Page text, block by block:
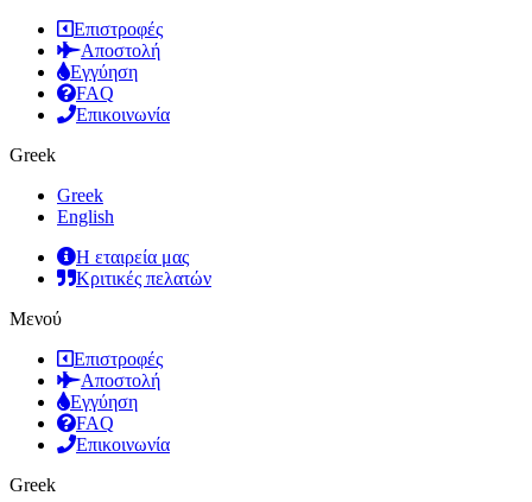
Επιστροφές
Αποστολή
Εγγύηση
FAQ
Επικοινωνία
Greek
Greek
English
Η εταιρεία μας
Κριτικές πελατών
Μενού
Επιστροφές
Αποστολή
Εγγύηση
FAQ
Επικοινωνία
Greek